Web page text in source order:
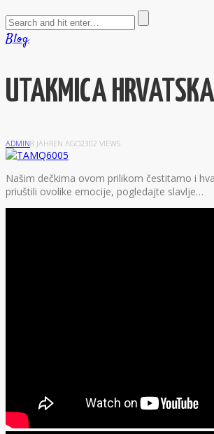
Blog
UTAKMICA
ADMIN8 JAHREN AGO2302 VIEWS
Našim dečkima ovom prilikom čestitamo i
priuštili ovolike emocije, pogledajte slavlje…